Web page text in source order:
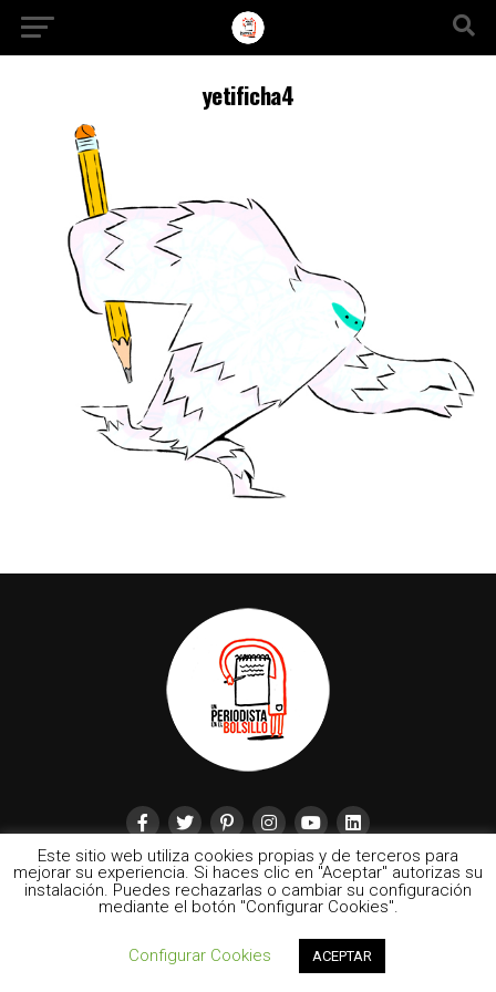
yetificha4
2024 © Un Periodista en el Bolsillo | Las ilustraciones pertenecen a
cada uno de sus autores
Este sitio web utiliza cookies propias y de terceros para
mejorar su experiencia. Si haces clic en "Aceptar" autorizas su
instalación. Puedes rechazarlas o cambiar su configuración
mediante el botón "Configurar Cookies".
Configurar Cookies ACEPTAR
Ir a la versión móvil